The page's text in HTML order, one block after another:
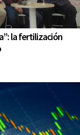
la fertilización